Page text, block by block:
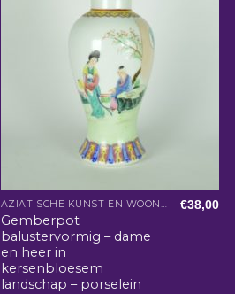
AZIATISCHE KUNST EN WOONACCESSOIRES
Gemberpot
balustervormig – dame
en heer in
kersenbloesem
landschap – porselein
€38,00